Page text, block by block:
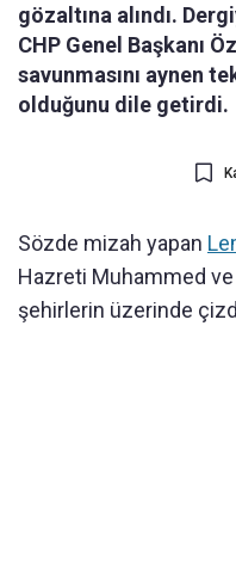
gözaltına alındı.
CHP Genel Başkanı
savunmasını aynen
olduğunu dile getirdi.
Sözde mizah yapan
Hazreti Muhammed
şehirlerin üzerinde